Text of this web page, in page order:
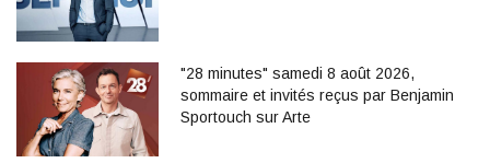
"28 minutes" samedi 8 août 2026,
sommaire et invités reçus par Benjamin
Sportouch sur Arte